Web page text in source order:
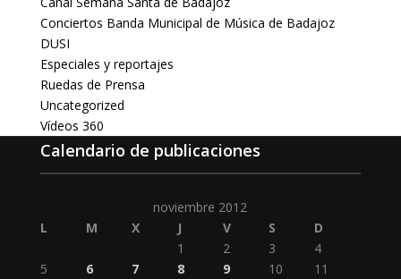
Conciertos Banda Municipal de Música de Badajoz
DUSI
Especiales y reportajes
Ruedas de Prensa
Uncategorized
Vídeos 360
Calendario de publicaciones
noviembre 2012
L
M X J V S
D
1
2 3
4
5
6 7 8 9 10
11